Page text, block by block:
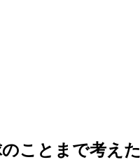
ことまで考えた